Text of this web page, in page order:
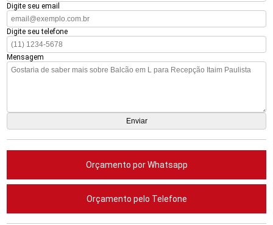
Digite seu email
Digite seu telefone
Mensagem
Orçamento por Whatsapp
Orçamento pelo Telefone